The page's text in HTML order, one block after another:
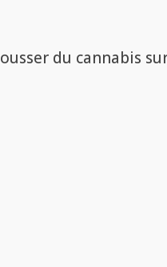
du cannabis